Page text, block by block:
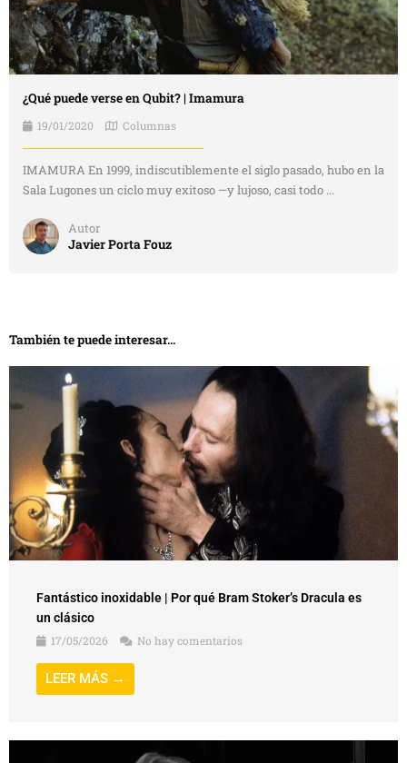
¿Qué puede verse en Qubit? | Imamura
19/01/2020 Columnas
IMAMURA En 1999, indiscutiblemente el siglo pasado, hubo en la
Sala Lugones un ciclo muy exitoso —y lujoso, casi todo ...
Autor
Javier Porta Fouz
También te puede interesar...
Fantástico inoxidable | Por qué Bram Stoker’s Dracula es
un clásico
17/05/2026
No hay comentarios
LEER MÁS →